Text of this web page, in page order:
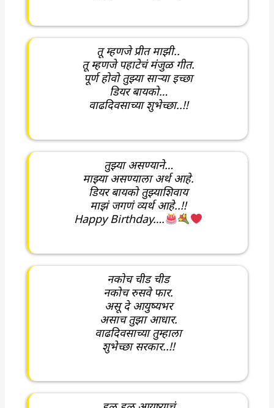
तू म्हणजे प्रीत माझी..
तू म्हणजे पहाटेचं मंजुळ गीत.
पूर्ण होवो तुझ्या साऱ्या इच्छा
डियर बायको…
वाढदिवसाच्या शुभेच्छा..!!
तुझ्या असण्याने…
माझ्या असण्याला अर्थ आहे.
डियर बायको तुझ्याशिवाय
माझं जगणं व्यर्थ आहे..!!
Happy Birthday….
नकोच चीड चीड
नकोच रुसवे फार.
असू दे आयुष्यभर
असाच तुझा आधार.
वाढदिवसाच्या तुम्हाला
शुभेच्छा सरकार..!!